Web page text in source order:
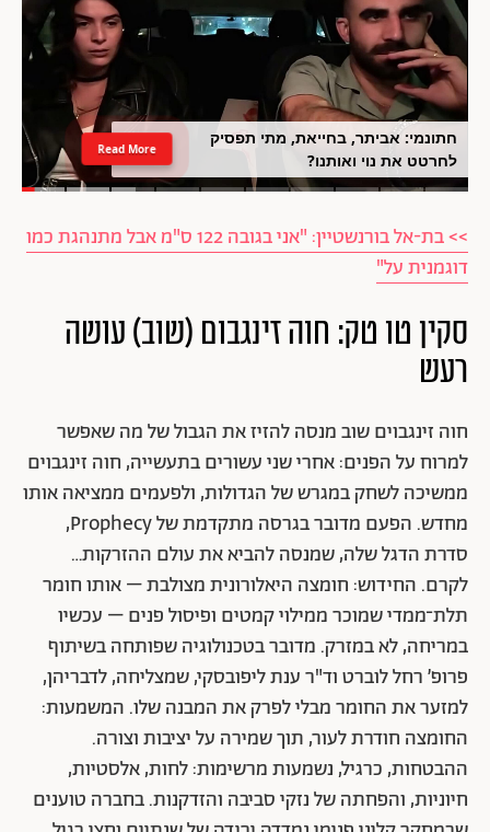
חתונמי: אביתר, בחייאת, מתי תפסיק
לחרטט את נוי ואותנו?
Read More
>> בת-אל בורנשטיין: "אני בגובה 122 ס"מ אבל מתנהגת כמו
דוגמנית על"
סקין טו טק: חוה זינגבום (שוב) עושה
רעש
חוה זינגבוים שוב מנסה להזיז את הגבול של מה שאפשר
למרוח על הפנים: אחרי שני עשורים בתעשייה, חוה זינגבוים
ממשיכה לשחק במגרש של הגדולות, ולפעמים ממציאה אותו
מחדש. הפעם מדובר בגרסה מתקדמת של Prophecy,
סדרת הדגל שלה, שמנסה להביא את עולם ההזרקות…
לקרם. החידוש: חומצה היאלורונית מצולבת – אותו חומר
תלת־ממדי שמוכר ממילוי קמטים ופיסול פנים – עכשיו
במריחה, לא במזרק. מדובר בטכנולוגיה שפותחה בשיתוף
פרופ’ רחל לוברט וד"ר ענת ליפובסקי, שמצליחה, לדבריהן,
למזער את החומר מבלי לפרק את המבנה שלו. המשמעות:
החומצה חודרת לעור, תוך שמירה על יציבות וצורה.
ההבטחות, כרגיל, נשמעות מרשימות: לחות, אלסטיות,
חיוניות, והפחתה של נזקי סביבה והזדקנות. בחברה טוענים